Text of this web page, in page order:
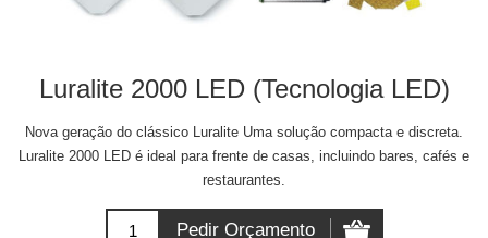
Luralite 2000 LED (Tecnologia LED)
Nova geração do clássico Luralite Uma solução compacta e discreta.
Luralite 2000 LED é ideal para frente de casas, incluindo bares, cafés e
restaurantes.